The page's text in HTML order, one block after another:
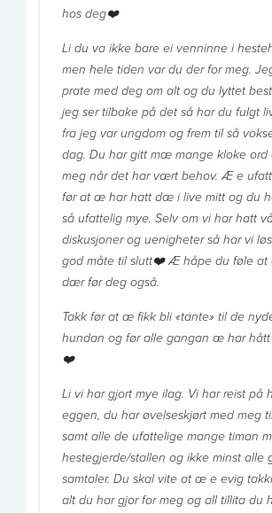
hos deg❤️
Li du va ikke bare ei venninne i
men hele tiden var du der for meg.
prate med deg om alt og du lyttet
jeg ser tilbake på det så har du fulgt
fra jeg var ungdom og frem til så
dag. Du har gitt mæ mange kloke ord
meg når det har vært behov. Æ e
før at æ har hatt dæ i live mitt og du
så ufattelig mye. Selv om vi har hatt
diskusjoner og uenigheter så har vi
god måte til slutt❤️ Æ håpe du føle
dær før deg også.
Takk før at æ fikk bli «tante» til de
hundan og før alle gangan æ har hått
❤️
Li vi har gjort mye ilag. Vi har reist på
eggen, du har øvelseskjørt med meg
samt alle de ufattelige mange timan
hestegjerde/stallen og ikke minst alle
samtaler. Du skal vite at æ e evig
alt du har gjor for meg og all tillita du